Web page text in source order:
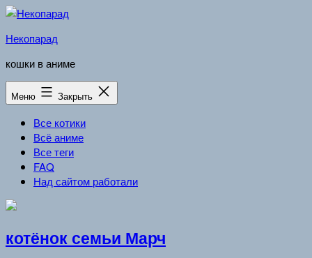
Перейти
содержимому
Некопарад
кошки в аниме
Меню Закрыть
Все котики
Всё аниме
Все теги
FAQ
Над сайтом работали
котёнок семьи Марч